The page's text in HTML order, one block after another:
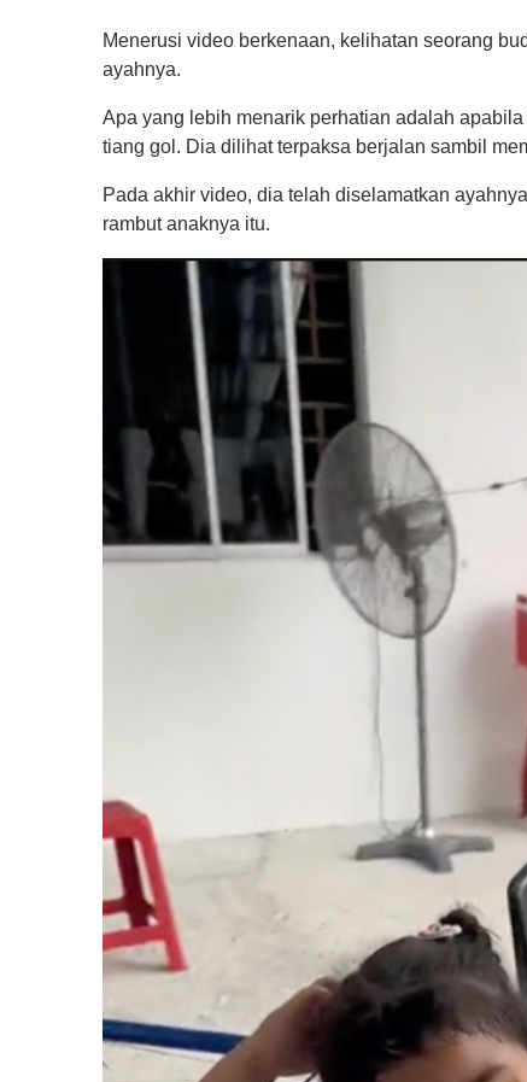
Menerusi video berkenaan, kelihatan seorang
ayahnya.
Apa yang lebih menarik perhatian adalah
tiang gol. Dia dilihat terpaksa berjalan sambil
Pada akhir video, dia telah diselamatkan
rambut anaknya itu.